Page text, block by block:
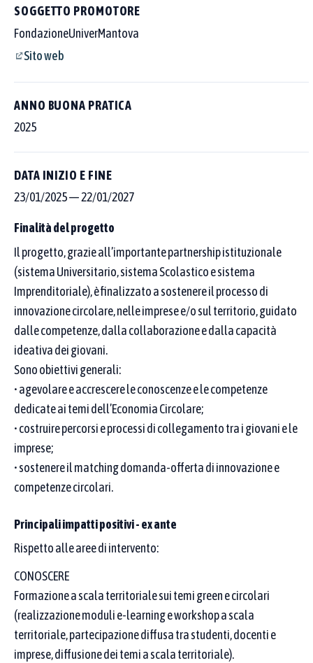
Cerca tra le 250 buone pratiche censite
Scegli dove cercare con i pulsanti sopra al campo, poi affina per
area tematica o Goal SDGs.
Se scrivi più parole, basta che almeno una compaia
nel nome della buona pratica.
Come funziona la ricerca
CERCA IN
buona pratica
Nome del
partner
buona pratica
Obiettivi di sviluppo sostenibile (SDGs)
Puoi selezionare più Goal: vedrai le pratiche collegate ad almeno
uno di quelli scelti.
SOGGETTO PROMOTORE
FondazioneUniverMantova
Sito web
ANNO BUONA PRATICA
2025
DATA INIZIO E FINE
23/01/2025—22/01/2027
Finalità del progetto
Il progetto, grazie all’importante partnership istituzionale
(sistema Universitario, sistema Scolastico e sistema
Imprenditoriale), è finalizzato a sostenere il processo di
innovazione circolare, nelle imprese e/o sul territorio, guidato
dalle competenze, dalla collaborazione e dalla capacità
ideativa dei giovani.
Sono obiettivi generali:
• agevolare e accrescere le conoscenze e le competenze
dedicate ai temi dell’Economia Circolare;
• costruire percorsi e processi di collegamento tra i giovani e le
imprese;
• sostenere il matching domanda-offerta di innovazione e
competenze circolari.
Principali impatti positivi - ex ante
Rispetto alle aree di intervento:
CONOSCERE
Formazione a scala territoriale sui temi green e circolari
(realizzazione moduli e-learning e workshop a scala
territoriale, partecipazione diffusa tra studenti, docenti e
imprese, diffusione dei temi a scala territoriale).